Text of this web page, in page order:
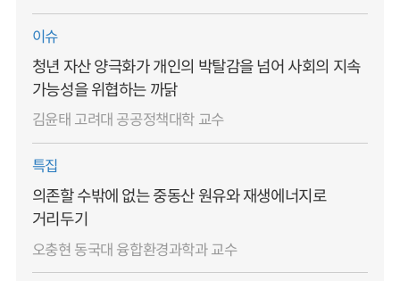
이슈
청년 자산 양극화가 개인의 박탈감을 넘어 사회의 지속
가능성을 위협하는 까닭
김윤태 고려대 공공정책대학 교수
특집
의존할 수밖에 없는 중동산 원유와 재생에너지로
거리두기
오충현 동국대 융합환경과학과 교수